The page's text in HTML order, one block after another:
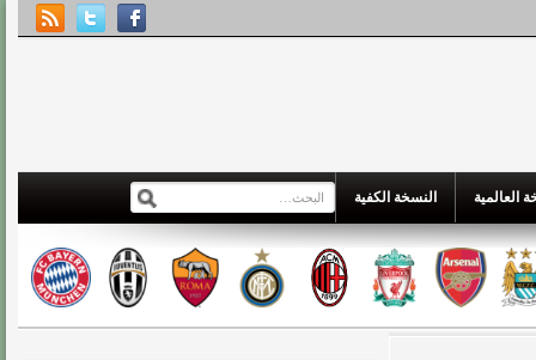
العالمية النسخة الكفية